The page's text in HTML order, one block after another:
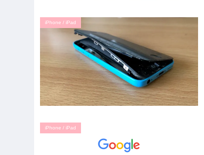
iPhone / iPad
iPhone / iPad